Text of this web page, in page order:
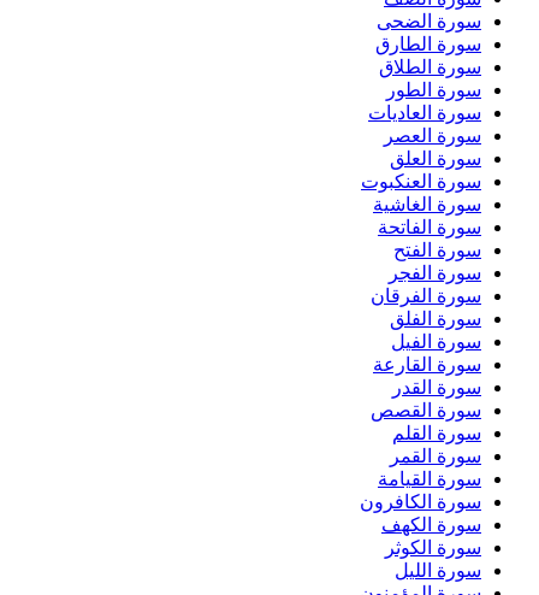
سورة الضحى
سورة الطارق
سورة الطلاق
سورة الطور
سورة العاديات
سورة العصر
سورة العلق
سورة العنكبوت
سورة الغاشية
سورة الفاتحة
سورة الفتح
سورة الفجر
سورة الفرقان
سورة الفلق
سورة الفيل
سورة القارعة
سورة القدر
سورة القصص
سورة القلم
سورة القمر
سورة القيامة
سورة الكافرون
سورة الكهف
سورة الكوثر
سورة الليل